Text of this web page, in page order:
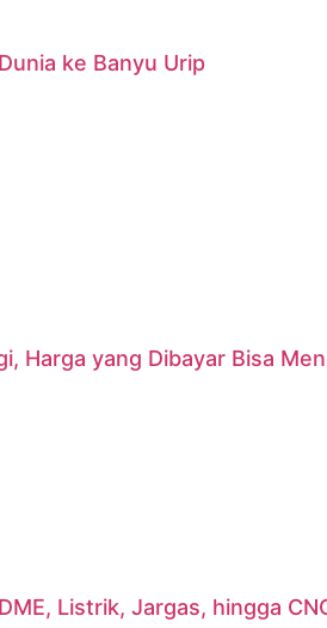
ke Banyu Urip
Harga yang Dibayar Bisa
Listrik, Jargas, hingga